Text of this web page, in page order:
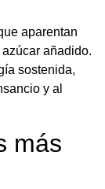
aparentan
añadido.
sostenida,
y al
más